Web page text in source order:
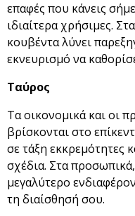
επαφές που κάνεις
ιδιαίτερα χρήσιμες.
κουβέντα λύνει
εκνευρισμό να
Ταύρος
Τα οικονομικά και οι
βρίσκονται στο
σε τάξη εκκρεμότητες
σχέδια. Στα
μεγαλύτερο
τη διαίσθησή σου.